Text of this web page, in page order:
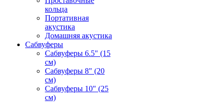
кольца
Портативная
акустика
Домашняя акустика
Сабвуферы
Сабвуферы 6.5" (15
см)
Сабвуферы 8" (20
см)
Сабвуферы 10" (25
см)